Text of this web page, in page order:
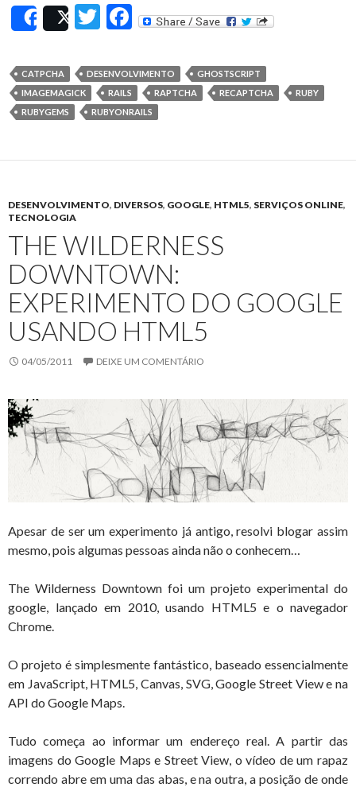
SharePostT
itt
er
F
e
b
o
k
CATPCHA DESENVOLVIMENTO
GHOSTSCRIPT
IMAGEMAGICK
RAILS RAPTCHA RECAPTCHA
RUBY
RUBYGEMS
RUBYONRAILS
DESENVOLVIMENTO, DIVERSOS, GOOGLE, HTML5, SERVIÇOS ONLINE,
TECNOLOGIA
THE WILDERNESS
DOWNTOWN:
EXPERIMENTO DO GOOGLE
USANDO HTML5
04/05/2011 DEIXE UM COMENTÁRIO
Apesar de ser um experimento já antigo, resolvi blogar assim
mesmo, pois algumas pessoas ainda não o conhecem…
The Wilderness Downtown foi um projeto experimental do
google, lançado em 2010, usando HTML5 e o navegador
Chrome.
O projeto é simplesmente fantástico, baseado essencialmente
em JavaScript, HTML5, Canvas, SVG, Google Street View e na
API do Google Maps.
Tudo começa ao informar um endereço real. A partir das
imagens do Google Maps e Street View, o vídeo de um rapaz
correndo abre em uma das abas, e na outra, a posição de onde